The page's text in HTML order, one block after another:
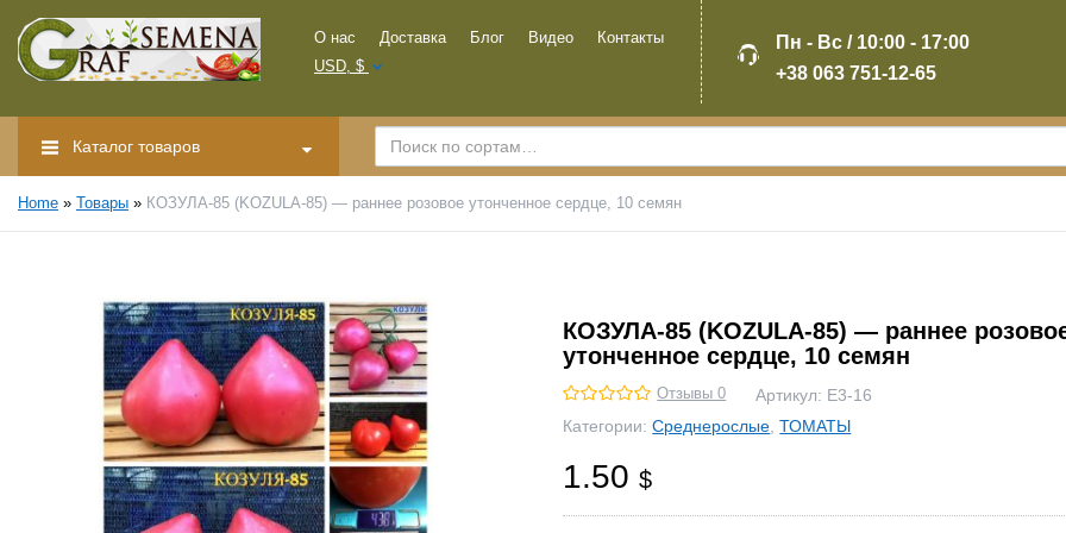
О нас Доставка Блог Видео
Контакты
USD, $
Пн - Вс / 10:00 - 17:00
+38 063 751-12-65
Каталог товаров
Home » Товары » КОЗУЛА-85 (KOZULA-85) — раннее розовое утонченное сердце, 10 семян
КОЗУЛА-85 (KOZULA-85) — раннее
утонченное сердце, 10 семян
Отзывы 0 Артикул: Е3-16
Категории:Среднерослые ,ТОМАТЫ
1.50$